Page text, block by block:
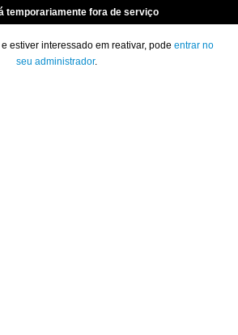
temporariamente fora de serviço
estiver interessado em reativar, pode entrar no
seu administrador.